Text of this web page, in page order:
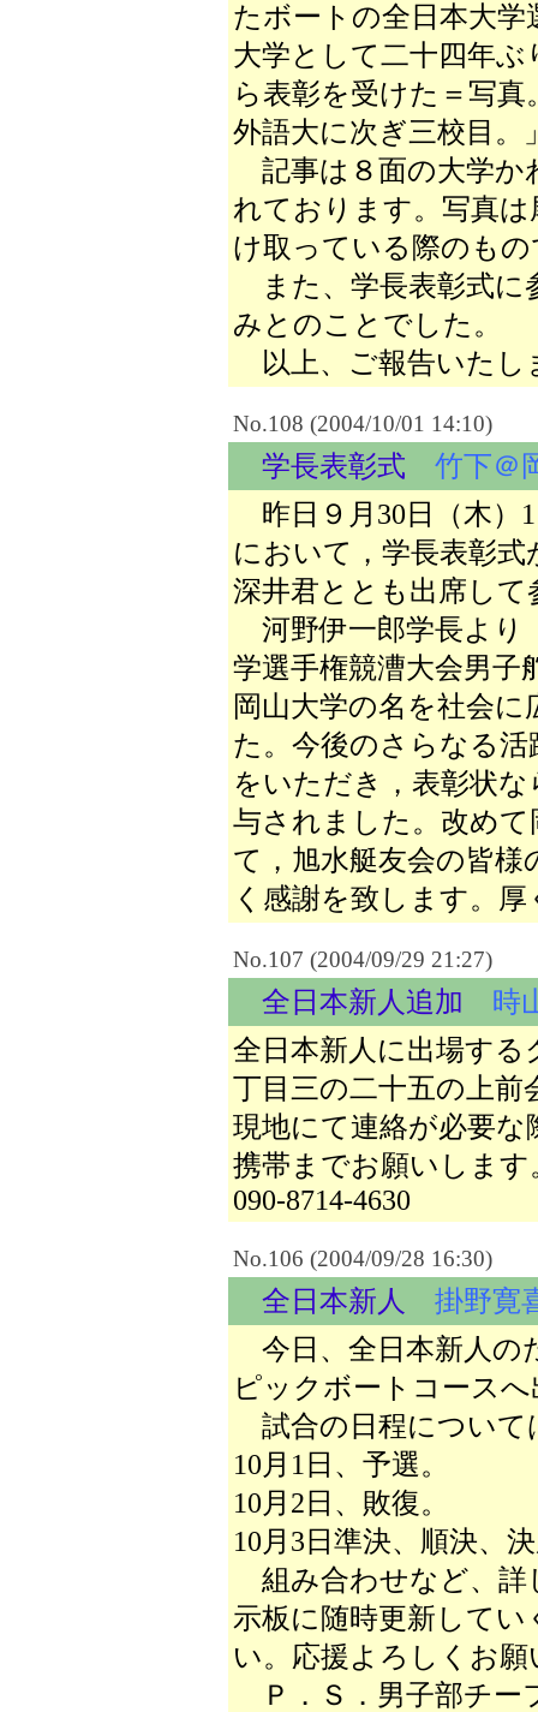
たボートの全日本大
大学として二十四年
ら表彰を受けた＝写
外語大に次ぎ三校目。
記事は８面の大学か
れております。写真
け取っている際のも
また、学長表彰式に
みとのことでした。
以上、ご報告いたし
No.108 (2004/10/01 14:10)
学長表彰式
竹下＠
昨日９月30日（木）
において，学長表彰
深井君ととも出席して
河野伊一郎学長より
学選手権競漕大会男子
岡山大学の名を社会
た。今後のさらなる
をいただき，表彰状
与されました。改め
て，旭水艇友会の皆
く感謝を致します。
No.107 (2004/09/29 21:27)
全日本新人追加
時
全日本新人に出場する
丁目三の二十五の上
現地にて連絡が必要
携帯までお願いします
090-8714-4630
No.106 (2004/09/28 16:30)
全日本新人
掛野寛
今日、全日本新人の
ピックボートコース
試合の日程について
10月1日、予選。
10月2日、敗復。
10月3日準決、順決、
組み合わせなど、詳
示板に随時更新して
い。応援よろしくお
Ｐ．Ｓ．男子部チー